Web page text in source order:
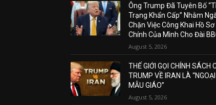
Ông Trump Đã Tuyên Bố
Trạng Khẩn Cấp” Nhằm
Chặn Việc Công Khai Hồ Sơ
Chính Của Mình Cho Đài
August 5, 2026
THẾ GIỚI GỌI CHÍNH SÁCH
TRUMP VỀ IRAN LÀ
MẪU GIÁO”
August 5, 2026